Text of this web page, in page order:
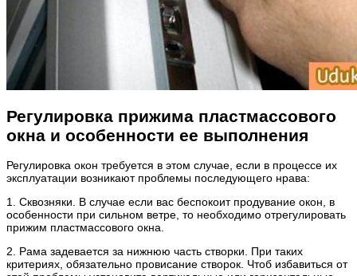
Регулировка прижима пластмассового
окна и особенности ее выполнения
Регулировка окон требуется в этом случае, если в процессе их
эксплуатации возникают проблемы последующего нрава:
1. Сквозняки. В случае если вас беспокоит продувание окон, в
особенности при сильном ветре, то необходимо отрегулировать
прижим пластмассового окна.
2. Рама задевается за нижнюю часть створки. При таких
критериях, обязательно провисание створок. Чтоб избавиться от